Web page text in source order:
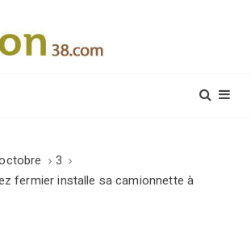
3
fermier installe sa camionnette à